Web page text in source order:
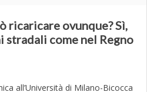
ricaricare ovunque? Sì,
stradali come nel Regno
all’Università di Milano-Bicocca